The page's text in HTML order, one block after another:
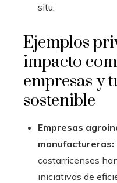
situ.
Ejemplos
impacto
empresas y
sostenible
Empresas
manufactureras:
costarricenses
iniciativas de